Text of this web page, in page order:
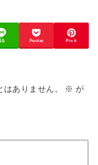
る Pocket Pin it
ありません。 ※ が